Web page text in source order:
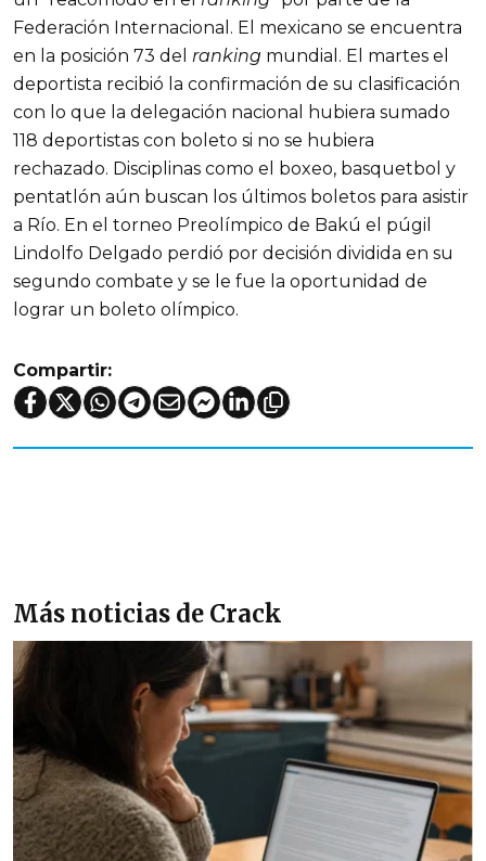
Federación Internacional. El mexicano se encuentra
en la posición 73 del ranking mundial. El martes el
deportista recibió la confirmación de su clasificación
con lo que la delegación nacional hubiera sumado
118 deportistas con boleto si no se hubiera
rechazado. Disciplinas como el boxeo, basquetbol y
pentatlón aún buscan los últimos boletos para asistir
a Río. En el torneo Preolímpico de Bakú el púgil
Lindolfo Delgado perdió por decisión dividida en su
segundo combate y se le fue la oportunidad de
lograr un boleto olímpico.
Compartir:
Más noticias de Crack